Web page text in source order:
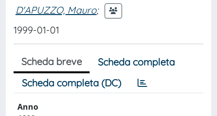
D'APUZZO, Mauro;
1999-01-01
Scheda breve
Scheda completa
Scheda completa (DC)
Anno